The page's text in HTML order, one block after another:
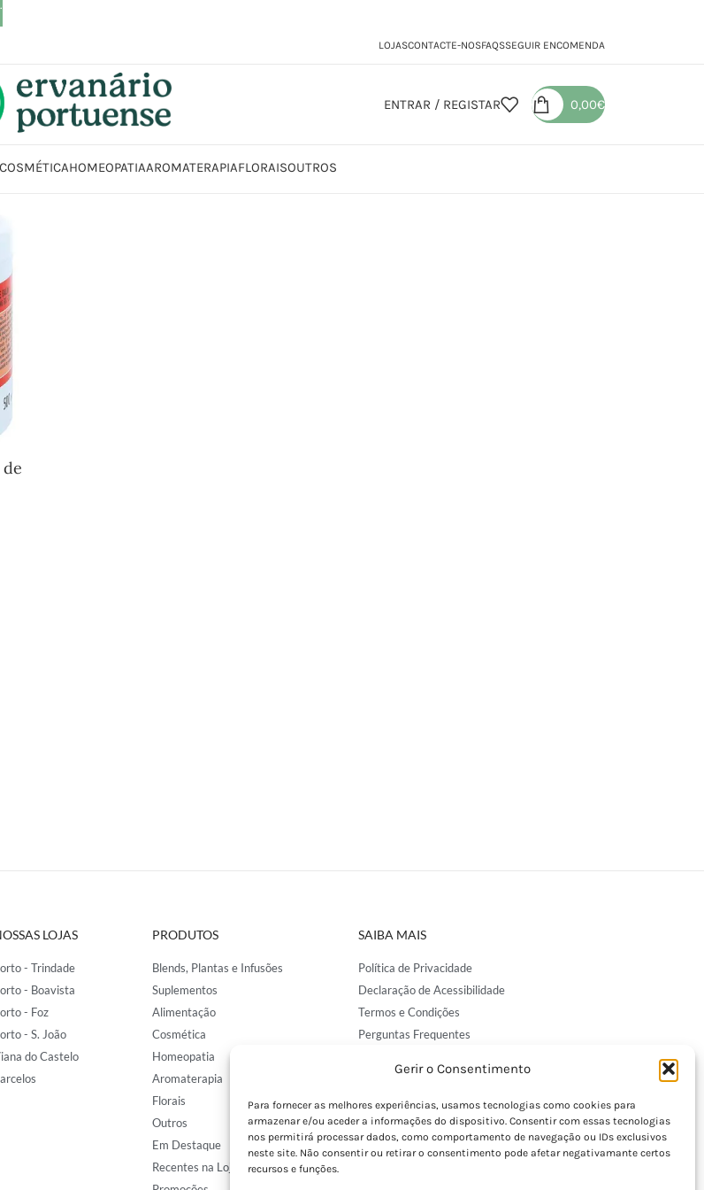
Gerir o Consentimento
Para fornecer as melhores experiências, usamos tecnologias como cookies para
armazenar e/ou aceder a informações do dispositivo. Consentir com essas tecnologias
nos permitirá processar dados, como comportamento de navegação ou IDs exclusivos
neste site. Não consentir ou retirar o consentimento pode afetar negativamante certos
recursos e funções.
LOJASCONTACTE-NOSFAQSSEGUIR ENCOMENDA
ENTRAR / REGISTAR 0,00€
COSMÉTICAHOMEOPATIAAROMATERAPIAFLORAISOUTROS
LOJAS
- Trindade
- Boavista
- Foz
- S. João
do Castelo
PRODUTOS
Blends, Plantas e Infusões
Suplementos
Alimentação
Cosmética
Homeopatia
Aromaterapia
Florais
Outros
Em Destaque
Recentes na Loja
SAIBA MAIS
Política de Privacidade
Declaração de Acessibilidade
Termos e Condições
Perguntas Frequentes
Encomendas Internacionais
Seguir Encomenda
Devoluções e Trocas